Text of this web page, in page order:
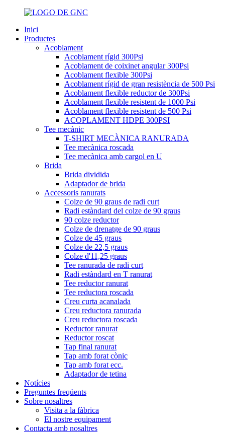
Inici
Productes
Acoblament
Acoblament rígid 300Psi
Acoblament de coixinet angular 300Psi
Acoblament flexible 300Psi
Acoblament rígid de gran resistència de 500 Psi
Acoblament flexible reductor de 300Psi
Acoblament flexible resistent de 1000 Psi
Acoblament flexible resistent de 500 Psi
ACOPLAMENT HDPE 300PSI
Tee mecànic
T-SHIRT MECÀNICA RANURADA
Tee mecànica roscada
Tee mecànica amb cargol en U
Brida
Brida dividida
Adaptador de brida
Accessoris ranurats
Colze de 90 graus de radi curt
Radi estàndard del colze de 90 graus
90 colze reductor
Colze de drenatge de 90 graus
Colze de 45 graus
Colze de 22,5 graus
Colze d'11,25 graus
Tee ranurada de radi curt
Radi estàndard en T ranurat
Tee reductor ranurat
Tee reductora roscada
Creu curta acanalada
Creu reductora ranurada
Creu reductora roscada
Reductor ranurat
Reductor roscat
Tap final ranurat
Tap amb forat cònic
Tap amb forat ecc.
Adaptador de tetina
Notícies
Preguntes freqüents
Sobre nosaltres
Visita a la fàbrica
El nostre equipament
Contacta amb nosaltres